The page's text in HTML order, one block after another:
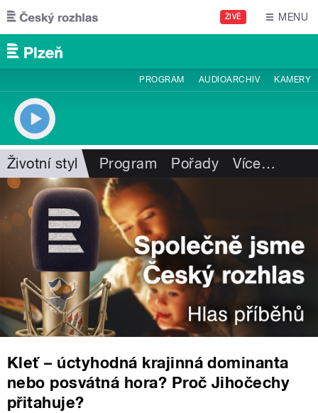
Přejít k hlavnímu obsahu
ŽIVĚ MENU
PROGRAM AUDIOARCHIV KAMERY
Životní styl Program Pořady Více…
Kleť – úctyhodná krajinná dominanta
nebo posvátná hora? Proč Jihočechy
přitahuje?